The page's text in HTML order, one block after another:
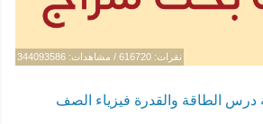
نقرات: 616720 / مشاهدات: 344093586
درس الطاقة والقدرة فيزياء الصف